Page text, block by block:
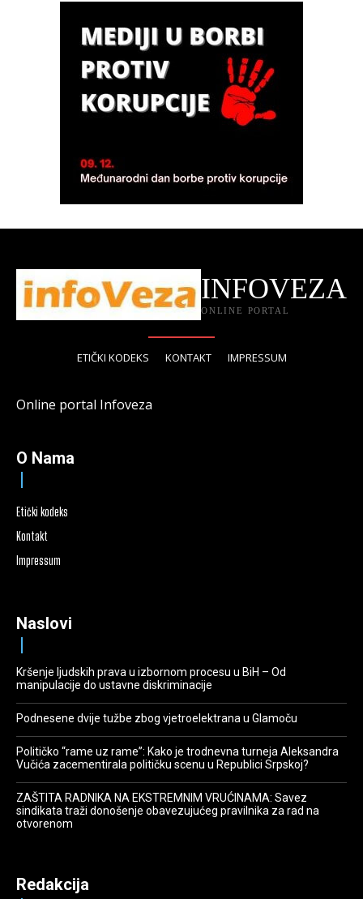
INFOVEZA
ONLINE PORTAL
ETIČKI KODEKS KONTAKT IMPRESSUM
Online portal Infoveza
O Nama
Etički kodeks
Kontakt
Impressum
Naslovi
Kršenje ljudskih prava u izbornom procesu u BiH – Od
manipulacije do ustavne diskriminacije
Podnesene dvije tužbe zbog vjetroelektrana u Glamoču
Političko “rame uz rame”: Kako je trodnevna turneja Aleksandra
Vučića zacementirala političku scenu u Republici Srpskoj?
ZAŠTITA RADNIKA NA EKSTREMNIM VRUĆINAMA: Savez
sindikata traži donošenje obavezujućeg pravilnika za rad na
otvorenom
Redakcija